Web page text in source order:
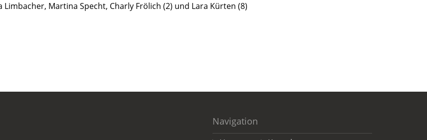
Limbacher, Martina Specht, Charly Frölich (2) und Lara Kürten (8)
Navigation